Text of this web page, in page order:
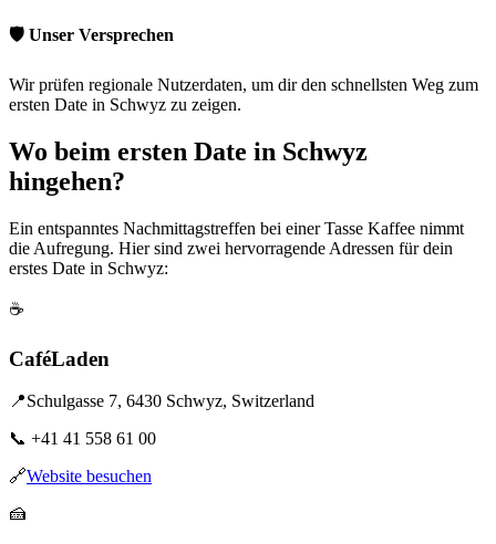
🛡️ Unser Versprechen
Wir prüfen regionale Nutzerdaten, um dir den schnellsten Weg zum
ersten Date in Schwyz zu zeigen.
Wo beim ersten Date in Schwyz
hingehen?
Ein entspanntes Nachmittagstreffen bei einer Tasse Kaffee nimmt
die Aufregung. Hier sind zwei hervorragende Adressen für dein
erstes Date in Schwyz:
☕
CaféLaden
📍Schulgasse 7, 6430 Schwyz, Switzerland
📞 +41 41 558 61 00
🔗Website besuchen
🍰